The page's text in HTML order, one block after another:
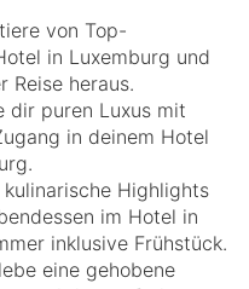
von Top-
in Luxemburg und
Reise heraus.
dir puren Luxus mit
in deinem Hotel
kulinarische Highlights
im Hotel in
inklusive Frühstück.
eine gehobene